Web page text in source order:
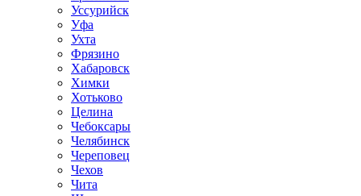
Уссурийск
Уфа
Ухта
Фрязино
Хабаровск
Химки
Хотьково
Целина
Чебоксары
Челябинск
Череповец
Чехов
Чита